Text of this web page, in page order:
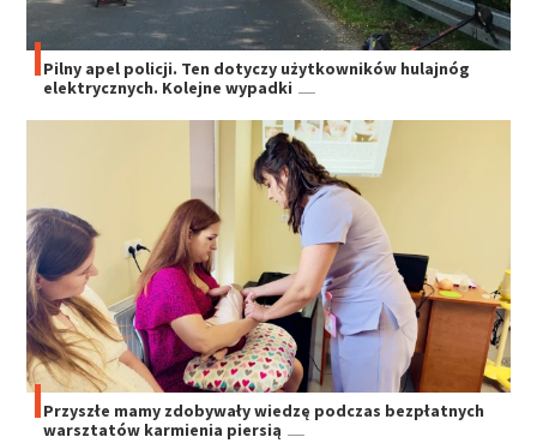
Pilny apel policji. Ten dotyczy użytkowników hulajnóg
elektrycznych. Kolejne wypadki
Przyszłe mamy zdobywały wiedzę podczas bezpłatnych
warsztatów karmienia piersią